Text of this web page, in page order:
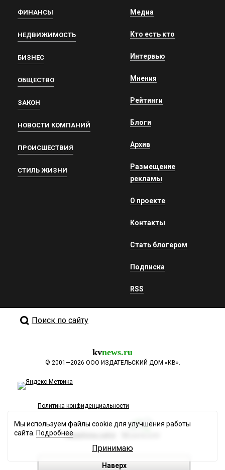
ФИНАНСЫ
НЕДВИЖИМОСТЬ
БИЗНЕС
ОБЩЕСТВО
ЗАКОН
НОВОСТИ КОМПАНИЙ
ПРОИСШЕСТВИЯ
СТИЛЬ ЖИЗНИ
Медиа
Кто есть кто
Интервью
Мнения
Рейтинги
Блоги
Архив
Размещение
рекламы
О проекте
Контакты
Стать блогером
Подписка
RSS
Поиск по сайту
kvnews.ru
© 2001—2026 ООО ИЗДАТЕЛЬСКИЙ ДОМ «КВ».
Политика конфиденциальности
Разработка сайта
Наверх
Мы используем файлы cookie для улучшения работы
сайта. Подробнее
Принимаю